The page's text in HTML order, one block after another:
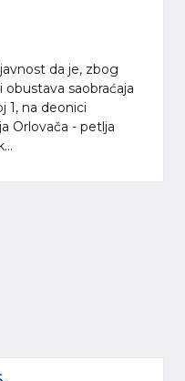
da je, zbog
saobraćaja
1, na deonici
Orlovača - petlja